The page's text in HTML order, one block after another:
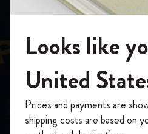
Moleskine Custom Edition
ポーラ美術
年記念展「
モレスキンの世
「WELCOME10」を
文が10%オフ＋送料無
Looks like
United
Prices and payments are
shipping costs are based on